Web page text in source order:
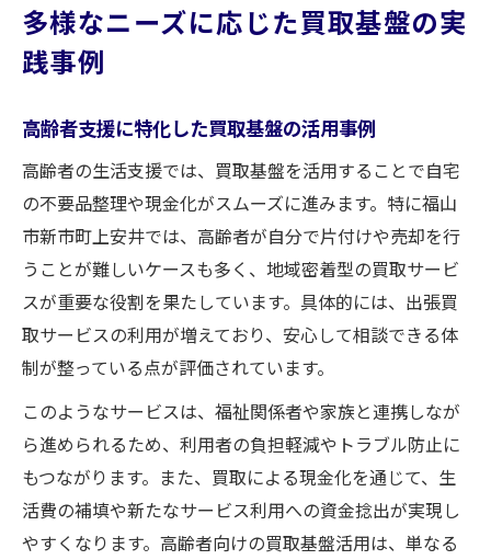
多様なニーズに応じた買取基盤の実
践事例
高齢者支援に特化した買取基盤の活用事例
高齢者の生活支援では、買取基盤を活用することで自宅
の不要品整理や現金化がスムーズに進みます。特に福山
市新市町上安井では、高齢者が自分で片付けや売却を行
うことが難しいケースも多く、地域密着型の買取サービ
スが重要な役割を果たしています。具体的には、出張買
取サービスの利用が増えており、安心して相談できる体
制が整っている点が評価されています。
このようなサービスは、福祉関係者や家族と連携しなが
ら進められるため、利用者の負担軽減やトラブル防止に
もつながります。また、買取による現金化を通じて、生
活費の補填や新たなサービス利用への資金捻出が実現し
やすくなります。高齢者向けの買取基盤活用は、単なる